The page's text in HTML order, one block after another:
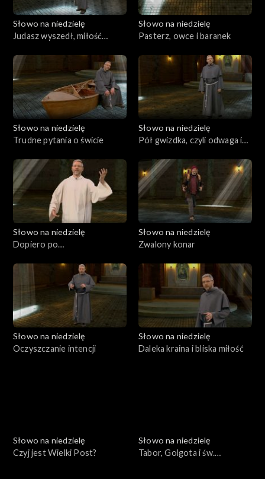
Słowo na niedzielę
Judasz wyszedł, miłość
Słowo na niedzielę
Pasterz, owce i baranek
Słowo na niedzielę
Trudne pytania o świcie
Słowo na niedzielę
Pół gwizdka, czyli odwaga i
Słowo na niedzielę
Dopiero po
Słowo na niedzielę
Zwalony konar
Słowo na niedzielę
Oczyszczanie intencji
Słowo na niedzielę
Daleka kraina i bliska miłość
Słowo na niedzielę
Czyj jest Wielki Post?
Słowo na niedzielę
Tabor, Golgota i św.